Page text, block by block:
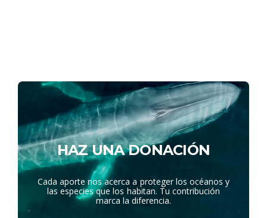
HAZ UNA DONACIÓN
Cada aporte nos acerca a proteger los océanos y
las especies que los habitan. Tu contribución
marca la diferencia.